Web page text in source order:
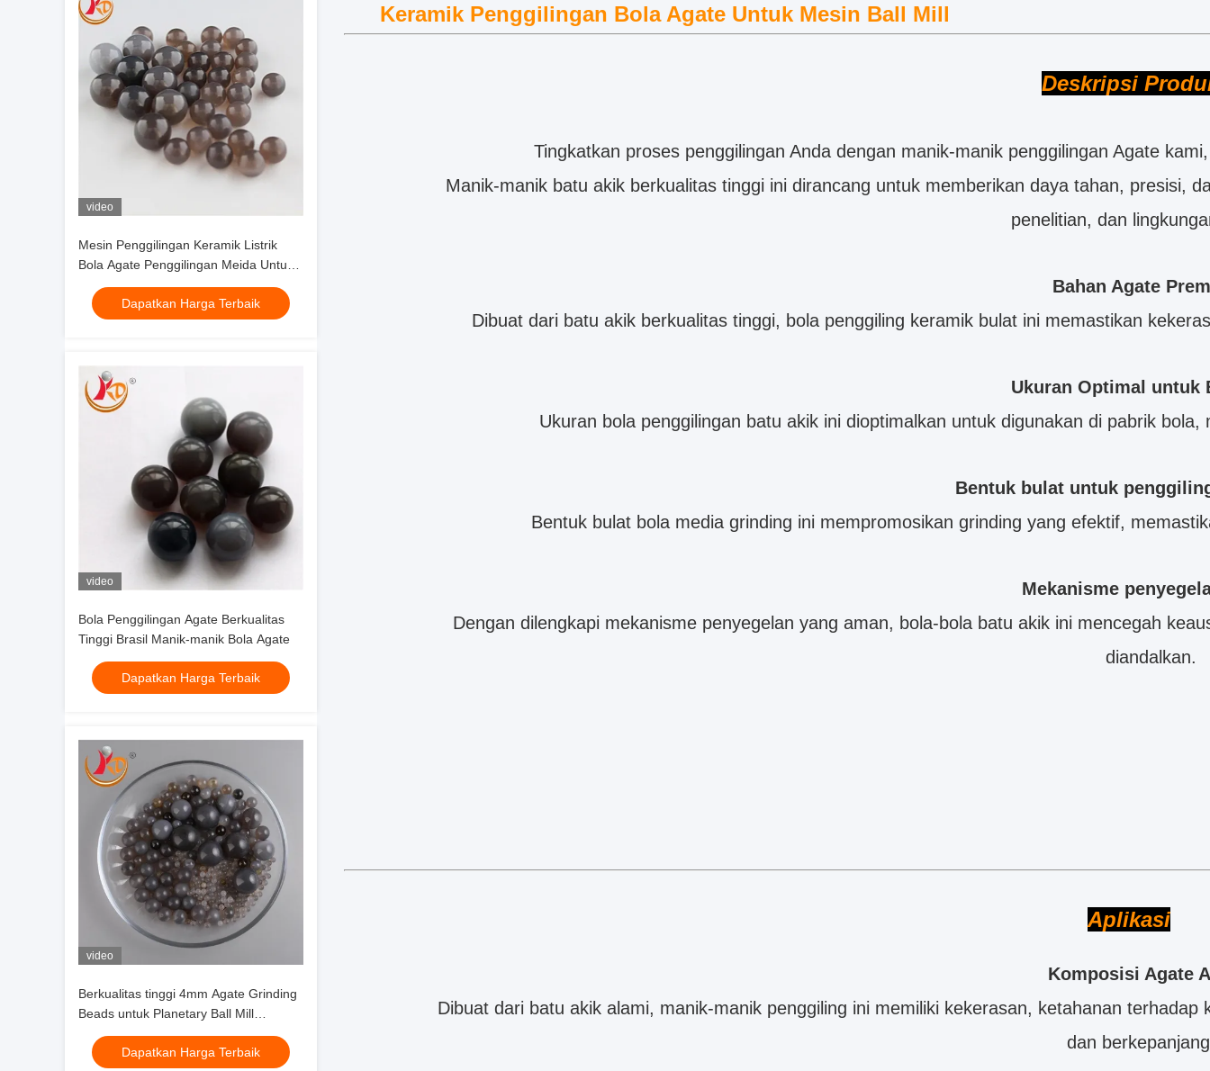
video
Mesin Penggilingan Keramik Listrik
Bola Agate Penggilingan Meida Untuk
Laboratorium Planetary Ball Mill
Dapatkan Harga Terbaik
video
Bola Penggilingan Agate Berkualitas
Tinggi Brasil Manik-manik Bola Agate
Dapatkan Harga Terbaik
video
Berkualitas tinggi 4mm Agate Grinding
Beads untuk Planetary Ball Mill
Machine Moss Agate Sphere
Dapatkan Harga Terbaik
Keramik Penggilingan Bola Agate Untuk Mesin Ball Mill
Deskripsi
Tingkatkan proses penggilingan Anda dengan manik-manik penggilingan Agate
Manik-manik batu akik berkualitas tinggi ini dirancang untuk memberikan daya tahan, presisi,
penelitian, dan
Bahan Agate
Dibuat dari batu akik berkualitas tinggi, bola penggiling keramik bulat ini memastikan
Ukuran Optimal untuk
Ukuran bola penggilingan batu akik ini dioptimalkan untuk digunakan di pabrik
Bentuk bulat untuk
Bentuk bulat bola media grinding ini mempromosikan grinding yang efektif,
Mekanisme
Dengan dilengkapi mekanisme penyegelan yang aman, bola-bola batu akik ini mencegah
diandalkan.
Aplikasi
Komposisi Agate
Dibuat dari batu akik alami, manik-manik penggiling ini memiliki kekerasan, ketahanan
dan